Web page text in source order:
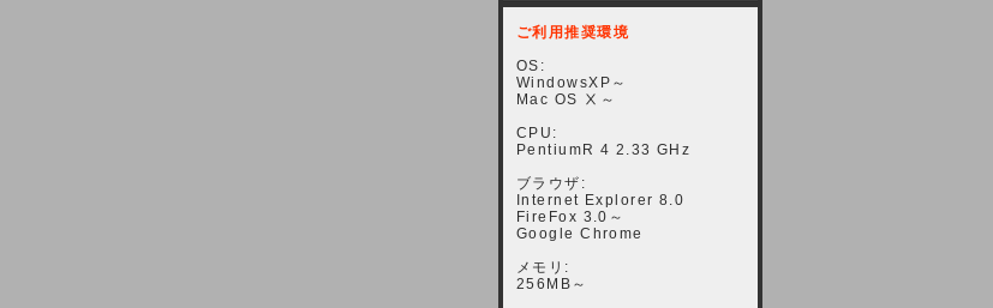
ご利用推奨環境
OS:
WindowsXP～
Mac OS Ⅹ～
CPU:
PentiumR 4 2.33 GHz
ブラウザ:
Internet Explorer 8.0
FireFox 3.0～
Google Chrome
メモリ:
256MB～